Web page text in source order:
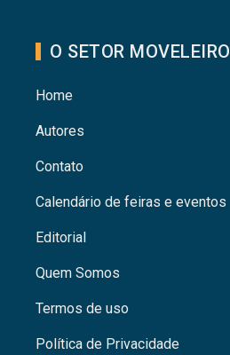
O SETOR MOVELEIRO
Home
Autores
Contato
Calendário de feiras e eventos
Editorial
Quem Somos
Termos de uso
Política de Privacidade